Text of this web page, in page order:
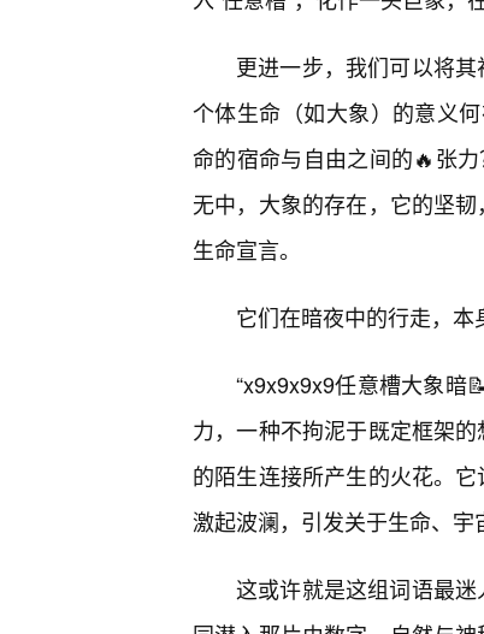
更进一步，我们可以将
个体生命（如大象）的意义
命的宿命与自由之间的🔥张
无中，大象的存在，它的坚
生命宣言。
它们在暗夜中的行走，本
“x9x9x9x9任意槽大象暗
力，一种不拘泥于既定框架
的陌生连接所产生的火花。
激起波澜，引发关于生命、宇
这或许就是这组词语最